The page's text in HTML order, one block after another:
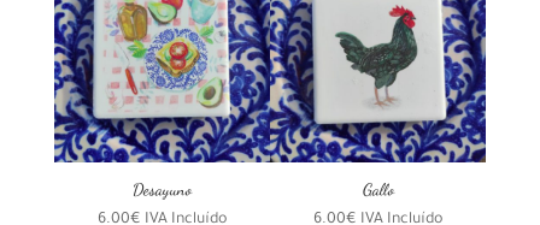
Desayuno
6.00€ IVA Incluído
Gallo
6.00€ IVA Incluído